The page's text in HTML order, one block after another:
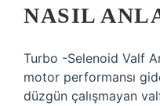
NASIL
Turbo -Selenoid Valf
motor performansı
düzgün çalışmayan